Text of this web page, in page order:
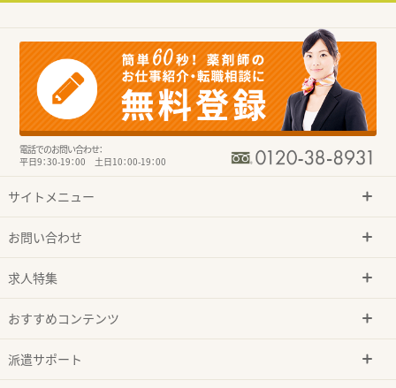
電話でのお問い合わせ：
平日9：30-19：00 土日10：00-19：00
サイトメニュー
お問い合わせ
求人特集
おすすめコンテンツ
派遣サポート